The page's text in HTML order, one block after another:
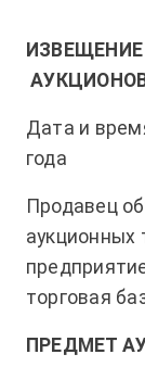
Дата и
года
Продавец
аукционных
торговая
ПРЕДМЕТ